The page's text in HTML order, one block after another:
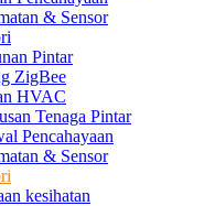
& Sensor
Pintar
ZigBee
HVAC
Tenaga Pintar
Pencahayaan
& Sensor
kesihatan